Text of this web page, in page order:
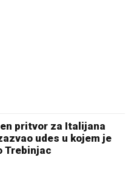
pritvor za Italijana
udes u kojem je
Trebinjac